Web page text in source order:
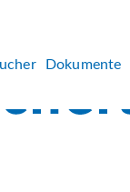
Dokumente